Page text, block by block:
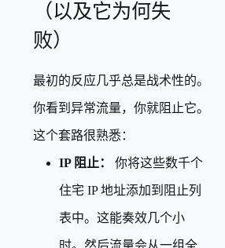
（以及它为何失
败）
最初的反应几乎总是战术性的。
你看到异常流量，你就阻止它。
这个套路很熟悉：
IP 阻止： 你将这些数千个
住宅 IP 地址添加到阻止列
表中。这能奏效几个小
时。然后流量会从一组全